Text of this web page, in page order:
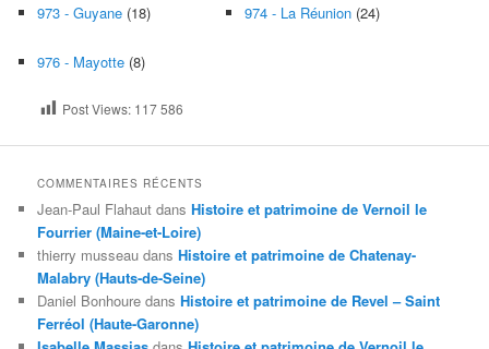
973 - Guyane (18) 974 - La Réunion (24)
976 - Mayotte (8)
Post Views: 117 586
COMMENTAIRES RÉCENTS
Jean-Paul Flahaut dansHistoire et patrimoine de Vernoil le
Fourrier (Maine-et-Loire)
thierry musseau dansHistoire et patrimoine de Chatenay-
Malabry (Hauts-de-Seine)
Daniel Bonhoure dansHistoire et patrimoine de Revel – Saint
Ferréol (Haute-Garonne)